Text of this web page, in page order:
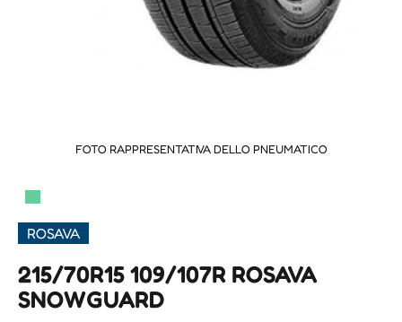
FOTO RAPPRESENTATIVA DELLO PNEUMATICO
▀
ROSAVA
215/70R15 109/107R ROSAVA
SNOWGUARD